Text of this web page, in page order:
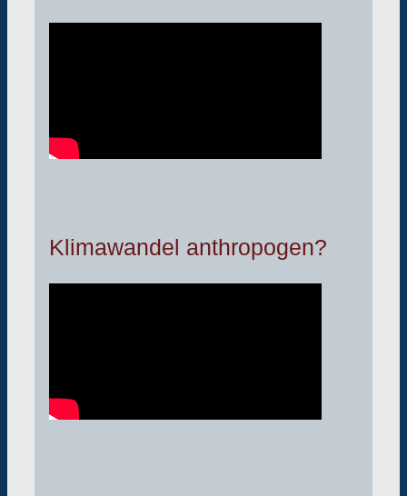
Klimawandel anthropogen?